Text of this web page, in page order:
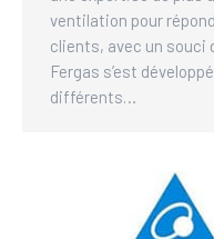
ventilation pour
clients, avec un souci
Fergas s’est
différents…